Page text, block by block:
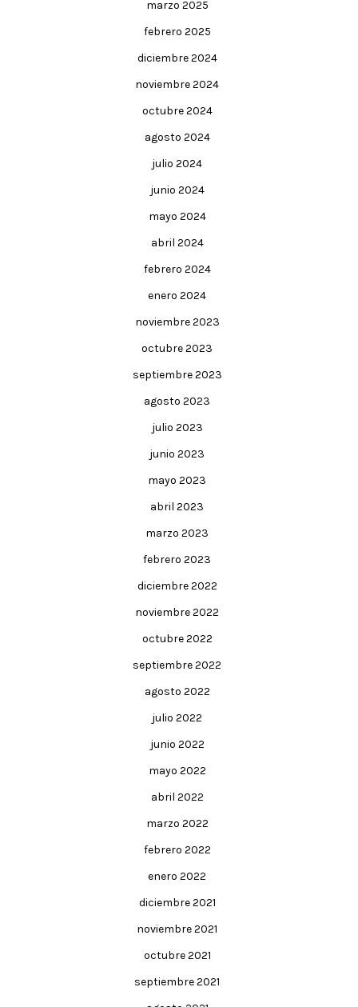
marzo 2025
febrero 2025
diciembre 2024
noviembre 2024
octubre 2024
agosto 2024
julio 2024
junio 2024
mayo 2024
abril 2024
febrero 2024
enero 2024
noviembre 2023
octubre 2023
septiembre 2023
agosto 2023
julio 2023
junio 2023
mayo 2023
abril 2023
marzo 2023
febrero 2023
diciembre 2022
noviembre 2022
octubre 2022
septiembre 2022
agosto 2022
julio 2022
junio 2022
mayo 2022
abril 2022
marzo 2022
febrero 2022
enero 2022
diciembre 2021
noviembre 2021
octubre 2021
septiembre 2021